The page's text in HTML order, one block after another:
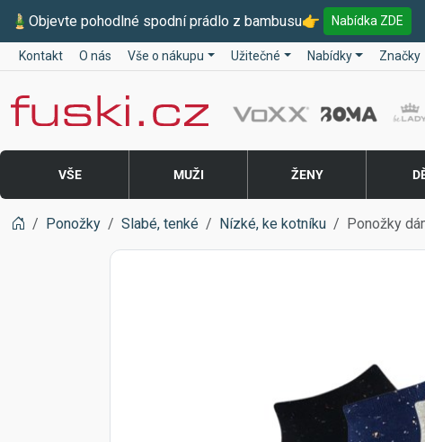
🎍 Objevte pohodlné spodní prádlo z bambusu👉 Nabídka ZDE
Kontakt O nás Vše o nákupu Užitečné Nabídky Značky
Fuski BOMA
VŠE MUŽI ŽENY
Ponožky Slabé, tenké Nízké, ke kotníku Ponožky